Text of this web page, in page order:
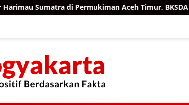
Sumatra di Permukiman Aceh Timur, BKSDA